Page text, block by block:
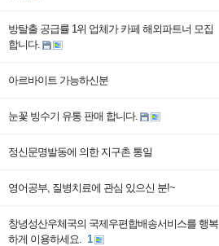
방탈출 공급률 1위 업체가 카페 해외파트너 모집
합니다.
아르바이트 가능하신분
눈꽃 빙수기 유통 판매 합니다.
정신문명발동에 의한 지구촌 통일
영어공부, 질병치료에 관심 있으신 분!~
창녕성산우체국의 국제우편합배송서비스를 행복
하게 이용하세요. 1